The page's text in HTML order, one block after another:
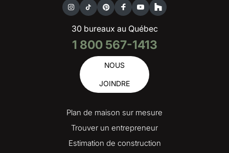
30 bureaux au Québec
1 800 567-1413
NOUS
JOINDRE
Plan de maison sur mesure
Trouver un entrepreneur
Estimation de construction